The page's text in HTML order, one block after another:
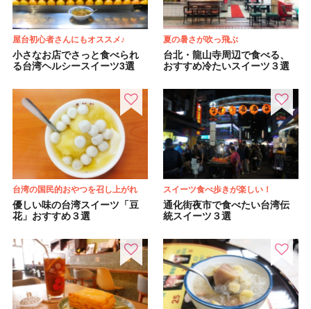
屋台初心者さんにもオススメ♪
小さなお店でさっと食べられ
る台湾ヘルシースイーツ3選
夏の暑さが吹っ飛ぶ
台北・龍山寺周辺で食べる、
おすすめ冷たいスイーツ３選
台湾の国民的おやつを召し上がれ
優しい味の台湾スイーツ「豆
花」おすすめ３選
スイーツ食べ歩きが楽しい！
通化街夜市で食べたい台湾伝
統スイーツ３選